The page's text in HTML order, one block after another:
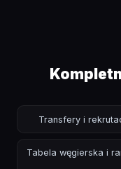
Transfery i
Tabela węgierska i